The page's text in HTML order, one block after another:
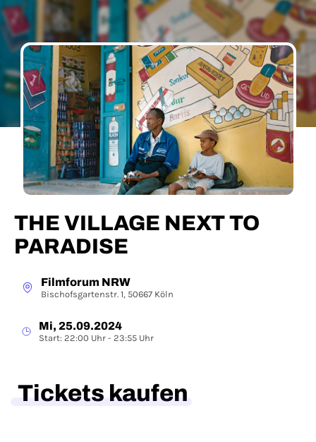
THE VILLAGE NEXT TO
PARADISE
Filmforum NRW
Bischofsgartenstr. 1, 50667 Köln
Mi, 25.09.2024
Start: 22:00 Uhr - 23:55 Uhr
Tickets kaufen